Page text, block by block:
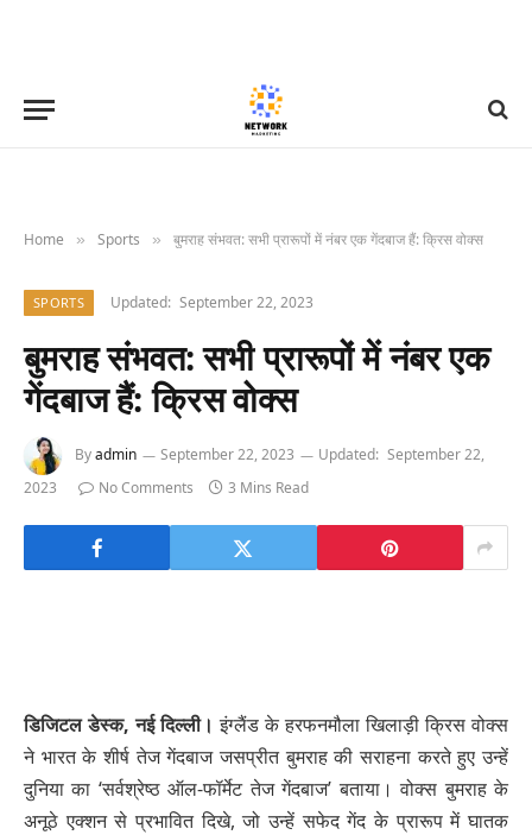
Home » Sports » बुमराह संभवत: सभी प्रारूपों में नंबर एक गेंदबाज हैं: क्रिस वोक्स
SPORTS Updated: September 22, 2023
बुमराह संभवत: सभी प्रारूपों में नंबर एक
गेंदबाज हैं: क्रिस वोक्स
Byadmin September 22, 2023 Updated: September 22,
2023
No Comments 3 Mins Read
डिजिटल डेस्क, नई दिल्ली। इंग्लैंड के हरफनमौला खिलाड़ी क्रिस वोक्स
ने भारत के शीर्ष तेज गेंदबाज जसप्रीत बुमराह की सराहना करते हुए उन्हें
दुनिया का ‘सर्वश्रेष्ठ ऑल-फॉर्मेट तेज गेंदबाज’ बताया। वोक्स बुमराह के
अनूठे एक्शन से प्रभावित दिखे, जो उन्हें सफेद गेंद के प्रारूप में घातक